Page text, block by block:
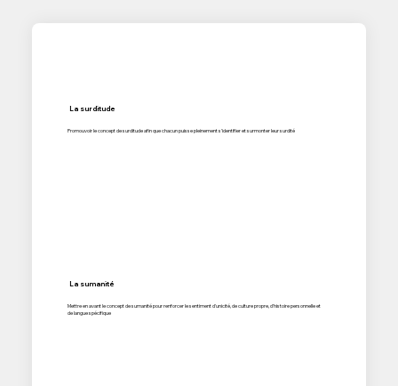
La surditude
Promouvoir le concept de surditude afin que chacun puisse pleinement s'identifier et surmonter leur surdité
La sumanité
Mettre en avant le concept de sumanité pour renforcer le sentiment d'unicité, de culture propre, d'histoire personnelle et
de langue spécifique